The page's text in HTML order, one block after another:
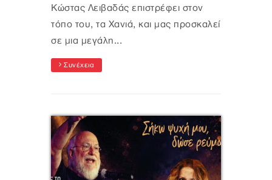
Κώστας Λειβαδάς επιστρέφει στον
τόπο του, τα Χανιά, και μας προσκαλεί
σε μια μεγάλη...
Συνέχεια